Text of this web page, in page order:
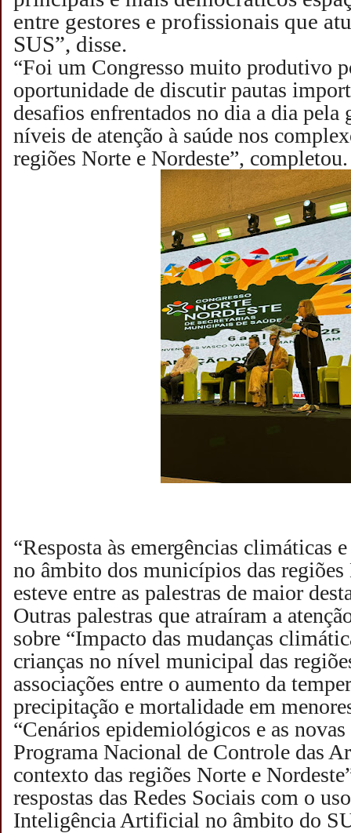
entre gestores e profissionais que
SUS”, disse.
“Foi um Congresso muito produtivo
oportunidade de discutir pautas
desafios enfrentados no dia a dia pela
níveis de atenção à saúde nos
regiões Norte e Nordeste”, completou.
“Resposta às emergências climáticas
no âmbito dos municípios das regiões
esteve entre as palestras de maior
Outras palestras que atraíram a
sobre “Impacto das mudanças
crianças no nível municipal das
associações entre o aumento da
precipitação e mortalidade em
“Cenários epidemiológicos e as
Programa Nacional de Controle das
contexto das regiões Norte e
respostas das Redes Sociais com o
Inteligência Artificial no âmbito do